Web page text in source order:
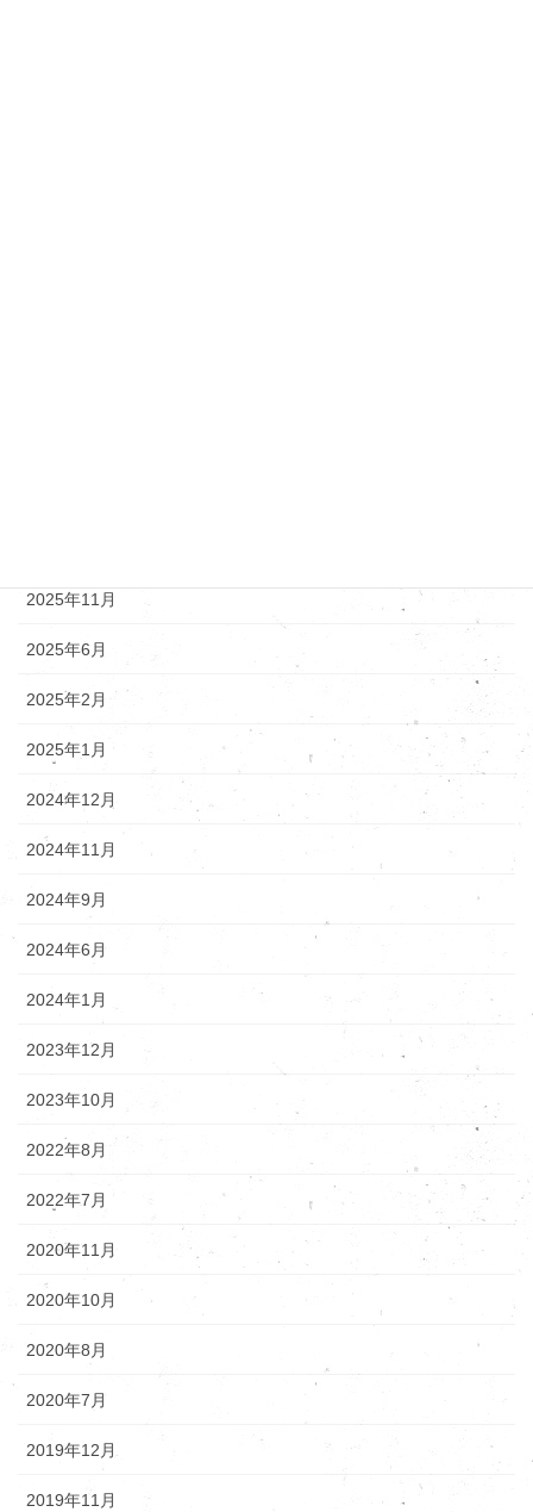
2025年11月
2025年6月
2025年2月
2025年1月
2024年12月
2024年11月
2024年9月
2024年6月
2024年1月
2023年12月
2023年10月
2022年8月
2022年7月
2020年11月
2020年10月
2020年8月
2020年7月
2019年12月
2019年11月